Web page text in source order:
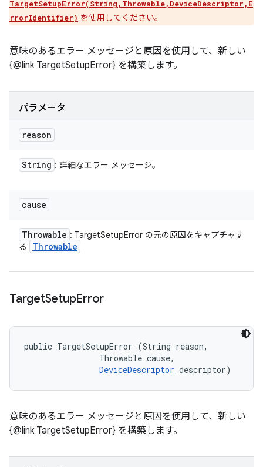
TargetSetupError(String,Throwable,DeviceDescriptor,E
rrorIdentifier) を使用してください。
意味のあるエラー メッセージと原因を使用して、新しい
{@link TargetSetupError} を構築します。
パラメータ
reason
String : 詳細なエラー メッセージ。
cause
Throwable : TargetSetupError の元の原因をキャプチャす
る
Throwable
TargetSetupError
public TargetSetupError (String reason,
                Throwable cause,
DeviceDescriptor descriptor)
意味のあるエラー メッセージと原因を使用して、新しい
{@link TargetSetupError} を構築します。